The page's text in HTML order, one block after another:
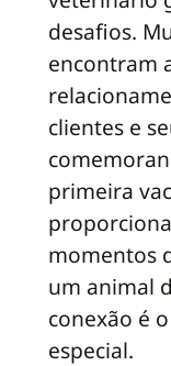
desafios.
encontram
clientes e
primeira
momentos
um animal
conexão é
especial.